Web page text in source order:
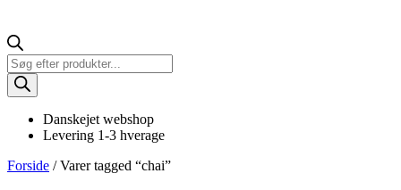
Products
search
Danskejet webshop
Levering 1-3 hverage
Forside / Varer tagged “chai”